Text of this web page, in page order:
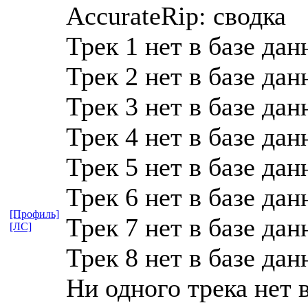
AccurateRip: сводка
Трек 1 нет в базе
Трек 2 нет в базе
Трек 3 нет в базе
Трек 4 нет в базе
Трек 5 нет в базе
Трек 6 нет в базе
Трек 7 нет в базе
Трек 8 нет в базе
Ни одного трека нет
[Профиль]
[ЛС]